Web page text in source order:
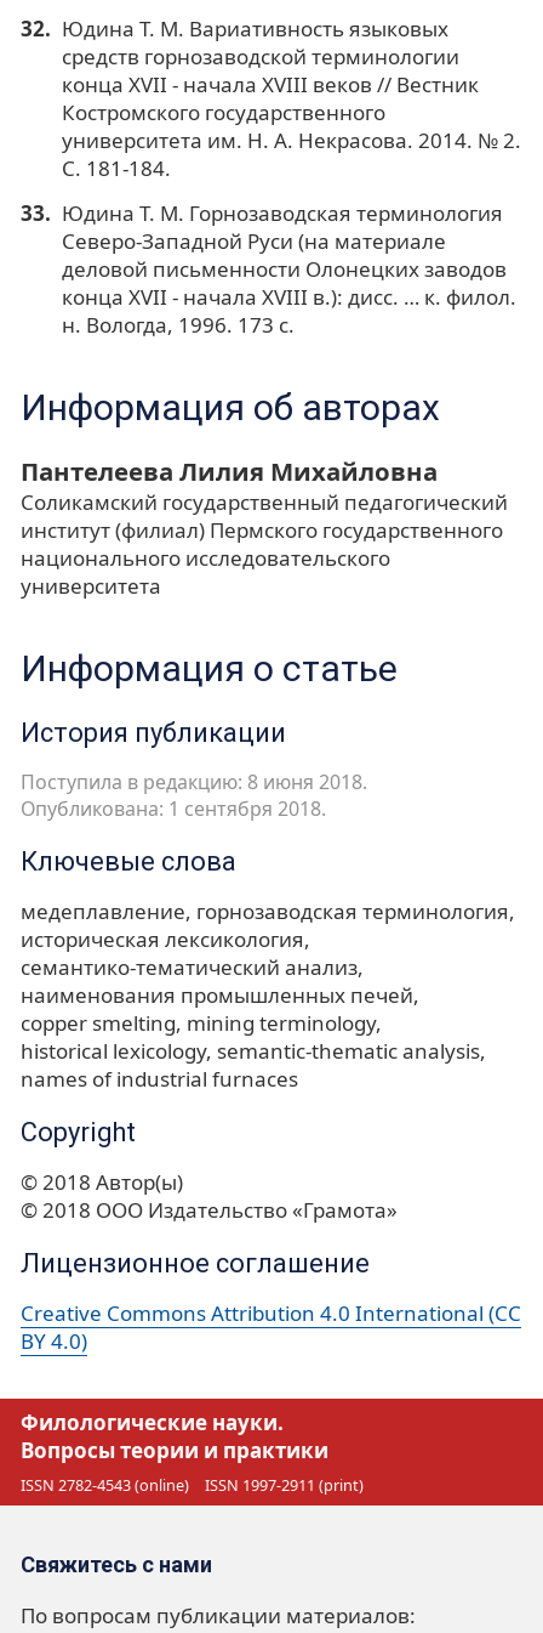
Юдина Т. М. Вариативность языковых
средств горнозаводской терминологии
конца XVII - начала XVIII веков // Вестник
Костромского государственного
университета им. Н. А. Некрасова. 2014. № 2.
С. 181-184.
Юдина Т. М. Горнозаводская терминология
Северо-Западной Руси (на материале
деловой письменности Олонецких заводов
конца XVII - начала XVIII в.): дисс. … к. филол.
н. Вологда, 1996. 173 c.
Информация об авторах
Пантелеева Лилия Михайловна
Соликамский государственный педагогический
институт (филиал) Пермского государственного
национального исследовательского
университета
Информация о статье
История публикации
Поступила в редакцию: 8 июня 2018.
Опубликована: 1 сентября 2018.
Ключевые слова
медеплавление горнозаводская терминология
историческая лексикология
семантико-тематический анализ
наименования промышленных печей
copper smelting mining terminology
historical lexicology semantic-thematic analysis
names of industrial furnaces
Copyright
© 2018 Автор(ы)
© 2018 ООО Издательство «Грамота»
Лицензионное соглашение
Creative Commons Attribution 4.0 International (CC
BY 4.0)
Филологические науки.
Вопросы теории и практики
ISSN 2782-4543 (online) ISSN 1997-2911 (print)
Свяжитесь с нами
По вопросам публикации материалов: